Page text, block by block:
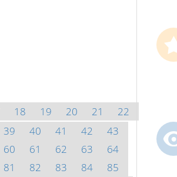
18 19 20 21
22
39 40 41 42
43
60 61 62 63
64
81 82 83 84
85